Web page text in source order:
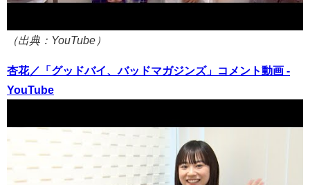
（出典：YouTube）
杏花／「グッドバイ、バッドマガジンズ」コメント動画 -
YouTube